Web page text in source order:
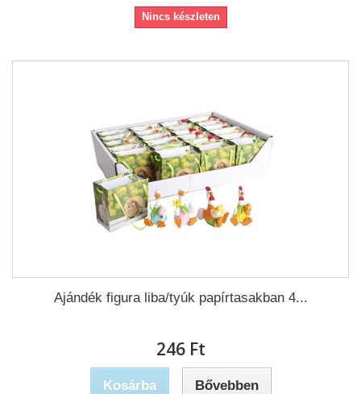
Nincs készleten
Ajándék figura liba/tyúk papírtasakban 4...
246 Ft‎
Kosárba Bővebben